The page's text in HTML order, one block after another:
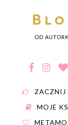
OD
ZACZNIJ
MOJE